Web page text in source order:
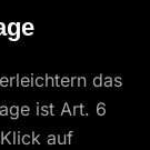
das
ist Art. 6
auf